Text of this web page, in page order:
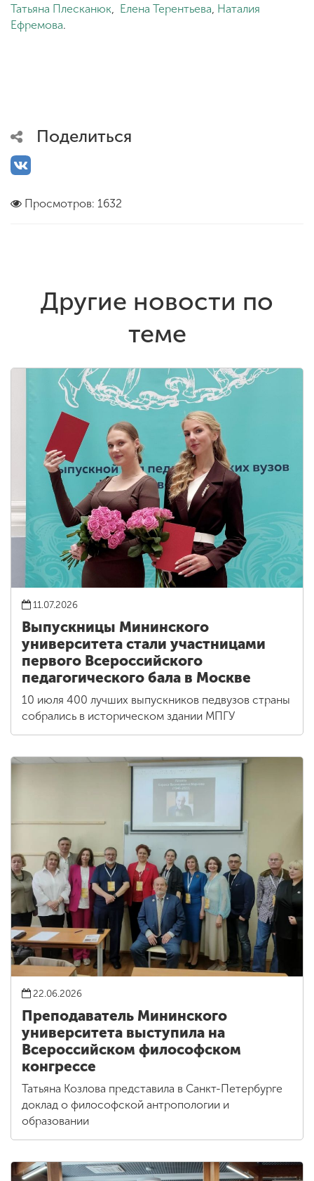
Татьяна Плесканюк, Елена Терентьева, Наталия
Ефремова.
Поделиться
Просмотров: 1632
Другие новости по
теме
11.07.2026
Выпускницы Мининского
университета стали участницами
первого Всероссийского
педагогического бала в Москве
10 июля 400 лучших выпускников педвузов страны
собрались в историческом здании МПГУ
22.06.2026
Преподаватель Мининского
университета выступила на
Всероссийском философском
конгрессе
Татьяна Козлова представила в Санкт-Петербурге
доклад о философской антропологии и
образовании